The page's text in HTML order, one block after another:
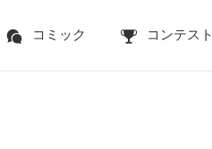
コミック コンテスト